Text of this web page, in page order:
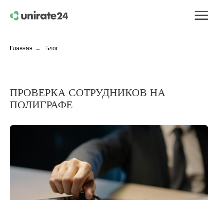
Главная → Блог
ПРОВЕРКА СОТРУДНИКОВ НА
ПОЛИГРАФЕ